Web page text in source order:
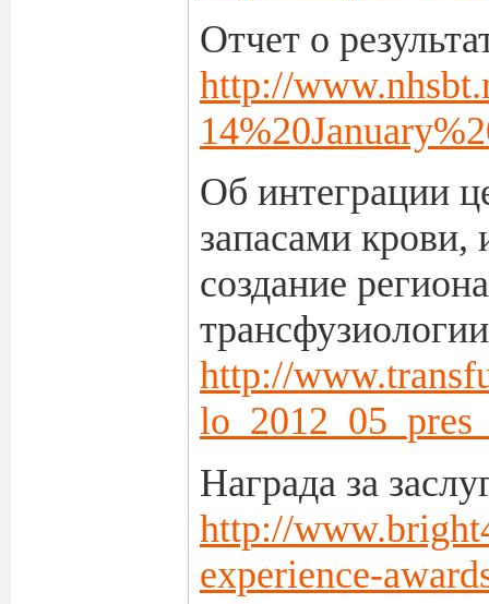
Отчет о
http://
Об интеграции
запасами крови,
создание
http://
Награда за
http://
experience-